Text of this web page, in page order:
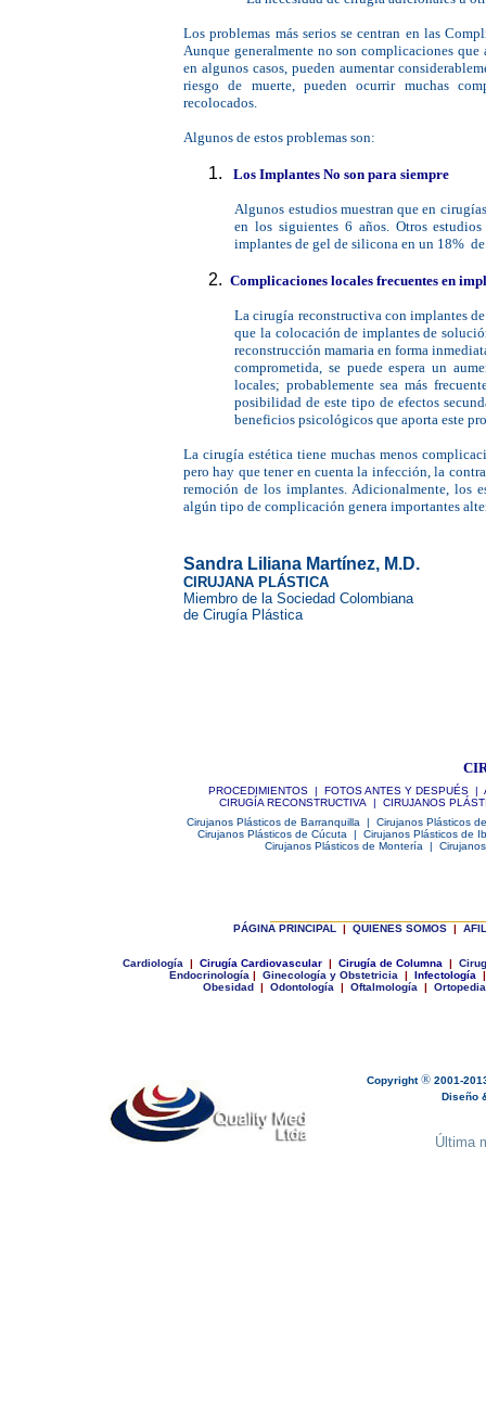
Los problemas más serios se centran en las
Aunque generalmente no son complicaciones
en algunos casos, pueden aumentar
riesgo de muerte, pueden ocurrir muchas
recolocados.
Algunos de estos problemas son:
Los Implantes No son para siempre
Algunos estudios muestran que en
en los siguientes 6 años. Otros
implantes de gel de silicona en un 18%
Complicaciones locales frecuentes en
La cirugía reconstructiva con implantes
que la colocación de implantes de
reconstrucción mamaria en forma
comprometida, se puede espera un
locales; probablemente sea más
posibilidad de este tipo de efectos
beneficios psicológicos que aporta este
La cirugía estética tiene muchas menos
pero hay que tener en cuenta la infección, la
remoción de los implantes. Adicionalmente, los
algún tipo de complicación genera importantes
Sandra Liliana Martínez, M.D.
CIRUJANA PLÁSTICA
Miembro de la Sociedad Colombiana
de Cirugía Plástica
PROCEDIMIENTOS | FOTOS ANTES Y DESPUÉS |
CIRUGÍA RECONSTRUCTIVA | CIRUJANOS
Cirujanos Plásticos de Barranquilla | Cirujanos Plásticos
Cirujanos Plásticos de Cúcuta | Cirujanos Plásticos de
Cirujanos Plásticos de Montería |
PÁGINA PRINCIPAL | QUIENES SOMOS | A
Cardiología | Cirugía Cardiovascular | Cirugía de Columna |
Endocrinología | Ginecología y Obstetricia | Infectología
|
Obesidad | Odontología | Oftalmología | Ortopedia
Copyright® 2001-
Diseño &
Última